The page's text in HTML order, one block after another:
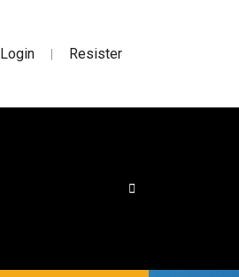
Login | Resister